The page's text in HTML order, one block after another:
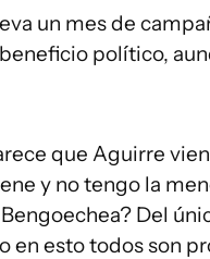
un mes de
político,
que Aguirre
y no tengo la
Del
en esto todos son